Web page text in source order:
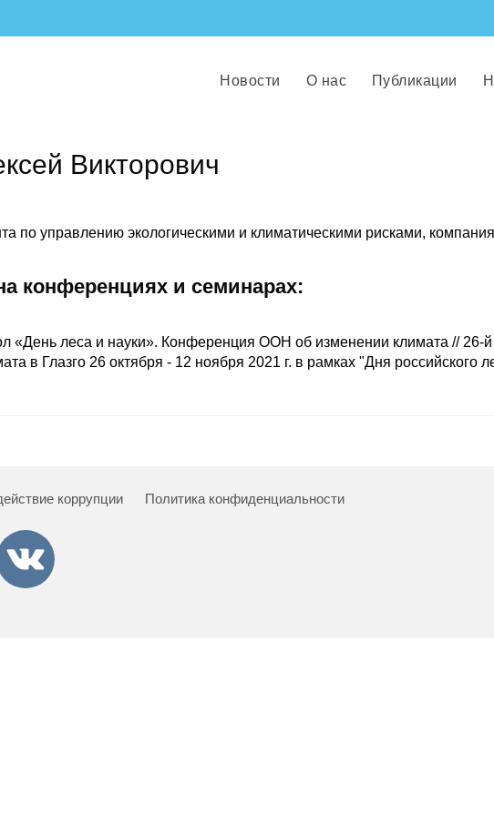
Новости О нас Публикации
Викторович
по управлению экологическими и климатическими рисками,
конференциях и семинарах:
«День леса и науки». Конференция ООН об изменении климата //
в Глазго 26 октября - 12 ноября 2021 г. в рамках "Дня российского
коррупции Политика конфиденциальности